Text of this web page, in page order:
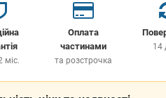
міс.
Оплата
частинами
та розстрочка
14